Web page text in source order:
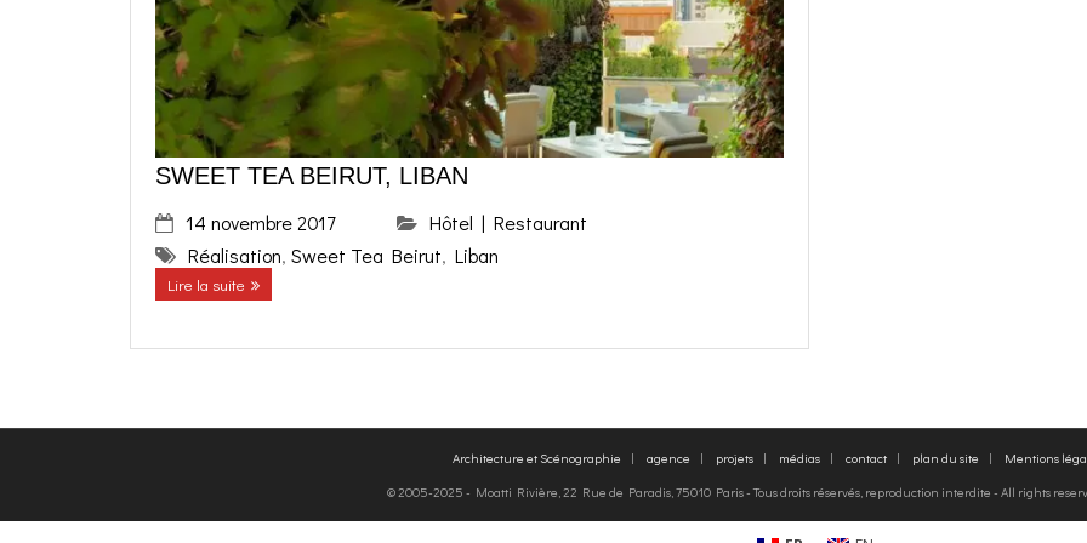
SWEET TEA BEIRUT, LIBAN
14 novembre 2017
Hôtel | Restaurant
Réalisation, Sweet Tea Beirut, Liban
Lire la suite
Architecture et Scénographie agence projets médias contact plan du site Mentions
© 2005-2025 - Moatti Rivière, 22 Rue de Paradis, 75010 Paris - Tous droits réservés, reproduction interdite - All rights